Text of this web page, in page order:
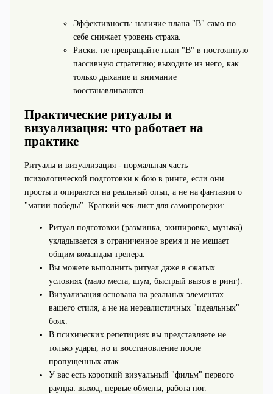
Эффективность: наличие плана "B" само по
себе снижает уровень страха.
Риски: не превращайте план "B" в постоянную
пассивную стратегию; выходите из него, как
только дыхание и внимание
восстанавливаются.
Практические ритуалы и
визуализация: что работает на
практике
Ритуалы и визуализация - нормальная часть
психологической подготовки к бою в ринге, если они
просты и опираются на реальный опыт, а не на фантазии о
"магии победы". Краткий чек-лист для самопроверки:
Ритуал подготовки (разминка, экипировка, музыка)
укладывается в ограниченное время и не мешает
общим командам тренера.
Вы можете выполнить ритуал даже в сжатых
условиях (мало места, шум, быстрый вызов в ринг).
Визуализация основана на реальных элементах
вашего стиля, а не на нереалистичных "идеальных"
боях.
В психических репетициях вы представляете не
только удары, но и восстановление после
пропущенных атак.
У вас есть короткий визуальный "фильм" первого
раунда: выход, первые обмены, работа ног.